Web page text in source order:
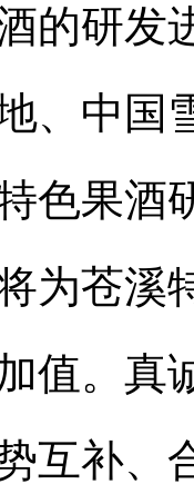
的研发
、中国
色果酒
为苍溪
值。真
互补、